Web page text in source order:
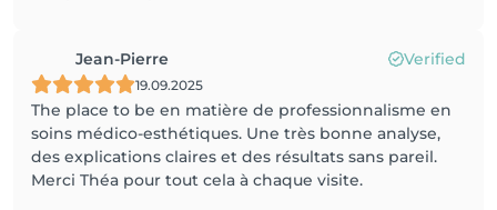
Jean-Pierre Verified
19.09.2025
The place to be en matière de professionnalisme en
soins médico-esthétiques. Une très bonne analyse,
des explications claires et des résultats sans pareil.
Merci Théa pour tout cela à chaque visite.